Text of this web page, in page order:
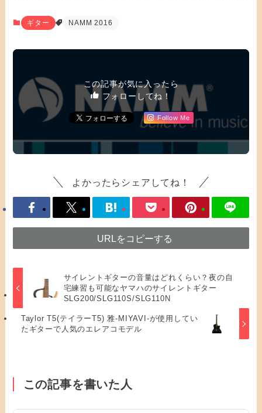
ギター NAMM 2016
この記事が気に入ったら
フォローしてね！
Follow Me
よかったらシェアしてね！
URLをコピーする
サイレントギターの音量はどれくらい？夜の自
宅練習も可能なヤマハのサイレントギター
SLG200/SLG110S/SLG110N
Taylor T5(テイラーT5) 雅-MIYAVI-が使用してい
たギターで人気のエレアコモデル
この記事を書いた人